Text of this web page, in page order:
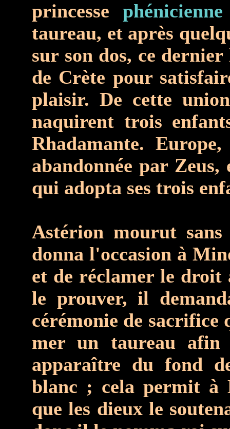
princesse phénicienne
taureau, et après
sur son dos, ce
de Crète pour
plaisir. De cette
naquirent trois
Rhadamante.
abandonnée par
qui adopta ses trois
Astérion mourut
donna l'occasion à
et de réclamer le
le prouver, il
cérémonie de sacrifice
mer un taureau
apparaître du fond
blanc ; cela permit à
que les dieux le